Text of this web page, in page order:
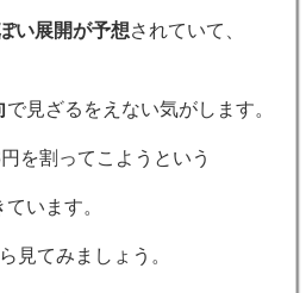
い展開が予想されていて、
で見ざるをえない気がします。
を割ってこようという
ています。
見てみましょう。